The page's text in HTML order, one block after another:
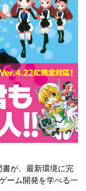
が、最新環境に完
ーム開発を学べる一